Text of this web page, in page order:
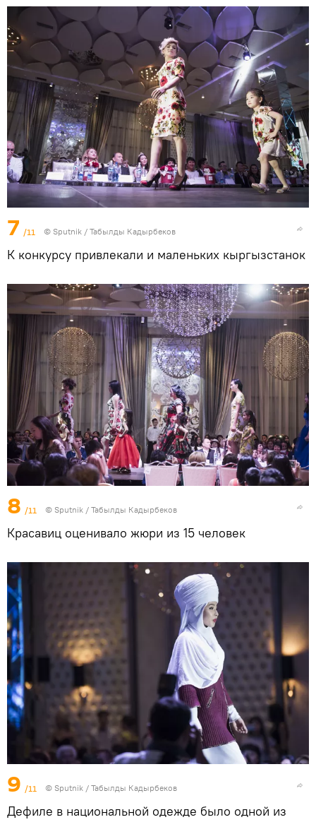
7 /11 © Sputnik / Табылды Кадырбеков
К конкурсу привлекали и маленьких кыргызстанок
8 /11 © Sputnik / Табылды Кадырбеков
Красавиц оценивало жюри из 15 человек
9 /11 © Sputnik / Табылды Кадырбеков
Дефиле в национальной одежде было одной из